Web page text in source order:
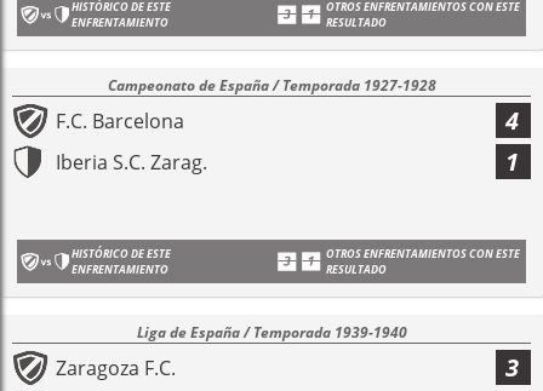
HISTÓRICO DE ESTE
ENFRENTAMIENTO
OTROS ENFRENTAMIENTOS CON ESTE
RESULTADO
Campeonato de España / Temporada 1927-1928
F.C. Barcelona 4
Iberia S.C. Zarag. 1
HISTÓRICO DE ESTE
ENFRENTAMIENTO
OTROS ENFRENTAMIENTOS CON ESTE
RESULTADO
Liga de España / Temporada 1939-1940
Zaragoza F.C. 3